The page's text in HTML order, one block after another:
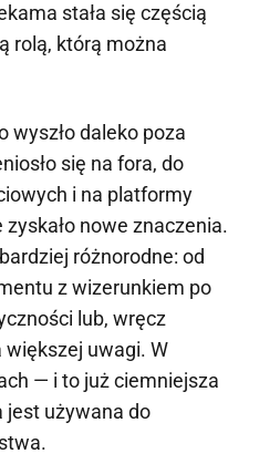
stała się częścią
rolą, którą można
wyszło daleko poza
się na fora, do
i na platformy
nowe znaczenia.
różnorodne: od
z wizerunkiem po
lub, wręcz
większej uwagi. W
— i to już ciemniejsza
używana do